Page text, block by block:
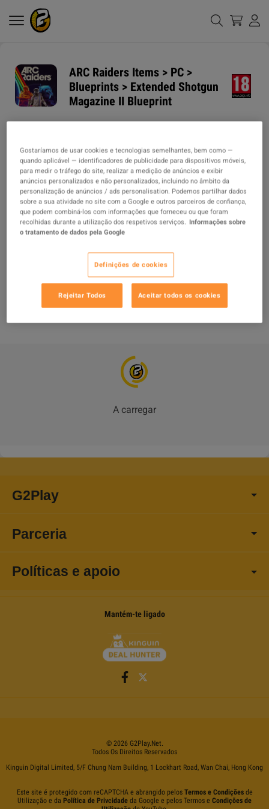
ARC Raiders Items > PC >
Blueprints > Extended Shotgun
Magazine II Blueprint
1h
AVERAGE DELIVERY
TIME
32m
TIPO DO ITEM
ITEM
Please send me your Embark ID, and I will add you in-game to complete
the order. (You can copy your Embark ID by clicking your avatar in the
lower right corner of the main game interface, entering the PARTY page,
A carregar
G2Play
Parceria
Políticas e apoio
Mantém-te ligado
© 2026 G2Play.net.
Todos Os Direitos Reservados
Kinguin Digital Limited, 5/F Chung Nam Building, 1 Lockhart Road, Wan Chai, Hong Kong
Este site é protegido com reCAPTCHA e abrangido pelos Termos e Condiçõesde
Utilização e da Política de Privcidade da Google e pelos Termos e Condições de
Gostaríamos de usar cookies e tecnologias semelhantes, bem como —
quando aplicável — identificadores de publicidade para dispositivos móveis,
para medir o tráfego do site, realizar a medição de anúncios e exibir
anúncios personalizados e não personalizados, incluindo no âmbito da
personalização de anúncios / ads personalisation. Podemos partilhar dados
sobre a sua atividade no site com a Google e outros parceiros de confiança,
que podem combiná-los com informações que forneceu ou que foram
recolhidas durante a utilização dos respetivos serviços. Informações sobre
o tratamento de dados pela Google
Definições de cookies
Rejeitar Todos Aceitar todos os cookies